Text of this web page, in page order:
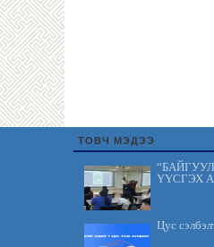
ТОВЧ МЭДЭЭ
ҮҮСГЭХ
Цус